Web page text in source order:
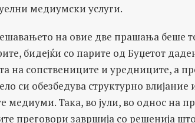
медиумски услуги.
на овие две прашања беше
бидејќи со парите од Буџетот
на сопствениците и уредниците, а
си обезбедува структурно влијание
медиуми. Така, во јули, во однос на
преговори завршија со решенија што